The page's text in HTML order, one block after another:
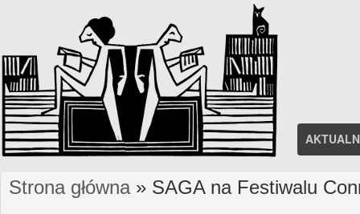
Jesteś tutaj
Strona główna» SAGA na Festiwalu